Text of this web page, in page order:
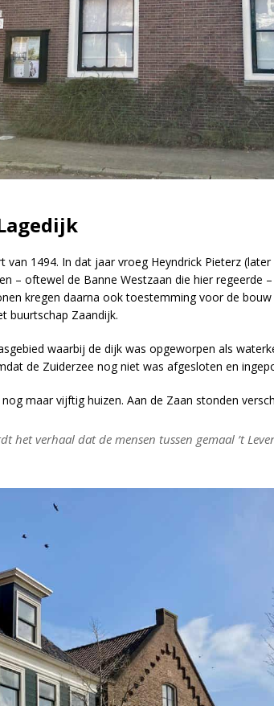
van 1494. In dat jaar vroeg Heyndrick Pieterz
– oftewel de Banne Westzaan die hier regeerde
kregen daarna ook toestemming voor de
buurtschap Zaandijk.
waarbij de dijk was opgeworpen als
de Zuiderzee nog niet was afgesloten en
maar vijftig huizen. Aan de Zaan stonden
het verhaal dat de mensen tussen gemaal ’t